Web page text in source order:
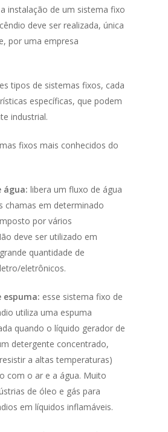
instalação de um sistema fixo
deve ser realizada, única
por uma empresa
tipos de sistemas fixos, cada
específicas, que podem
industrial.
fixos mais conhecidos do
água: libera um fluxo de água
chamas em determinado
por vários
deve ser utilizado em
quantidade de
eletrônicos.
espuma: esse sistema fixo de
utiliza uma espuma
quando o líquido gerador de
detergente concentrado,
a altas temperaturas)
com o ar e a água. Muito
de óleo e gás para
em líquidos inflamáveis.